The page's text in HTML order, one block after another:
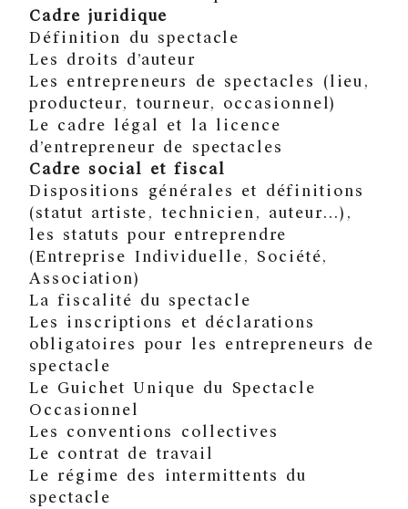
Cadre juridique
Définition du spectacle
Les droits d’auteur
Les entrepreneurs de spectacles (lieu,
producteur, tourneur, occasionnel)
Le cadre légal et la licence
d’entrepreneur de spectacles
Cadre social et fiscal
Dispositions générales et définitions
(statut artiste, technicien, auteur…),
les statuts pour entreprendre
(Entreprise Individuelle, Société,
Association)
La fiscalité du spectacle
Les inscriptions et déclarations
obligatoires pour les entrepreneurs de
spectacle
Le Guichet Unique du Spectacle
Occasionnel
Les conventions collectives
Le contrat de travail
Le régime des intermittents du
spectacle